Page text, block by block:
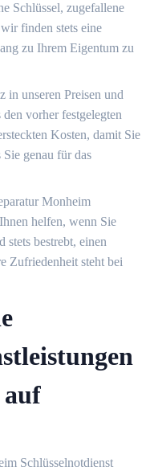
Schlüssel, zugefallene
finden stets eine
zu Ihrem Eigentum zu
in unseren Preisen und
vorher festgelegten
Kosten, damit Sie
genau für das
Monheim
helfen, wenn Sie
bestrebt, einen
Zufriedenheit steht bei
Schlüsselnotdienst